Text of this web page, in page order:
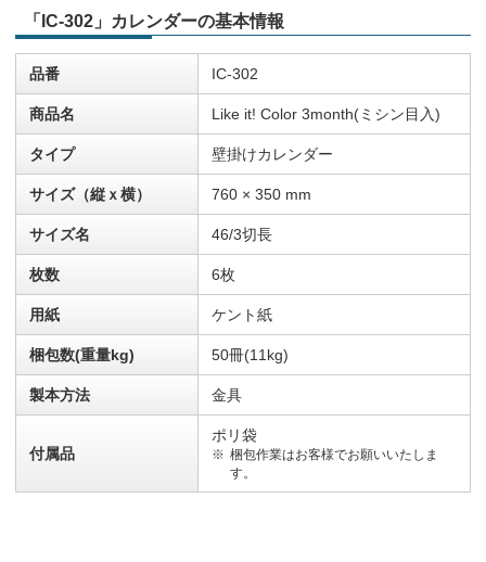
「IC-302」カレンダーの基本情報
品番 IC-302
商品名 Like it! Color 3month(ミシン目入)
タイプ 壁掛けカレンダー
サイズ（縦ｘ横） 760 × 350 mm
サイズ名 46/3切長
枚数 6枚
用紙 ケント紙
梱包数(重量kg) 50冊(11kg)
製本方法 金具
付属品
ポリ袋
梱包作業はお客様でお願いいたしま
す。